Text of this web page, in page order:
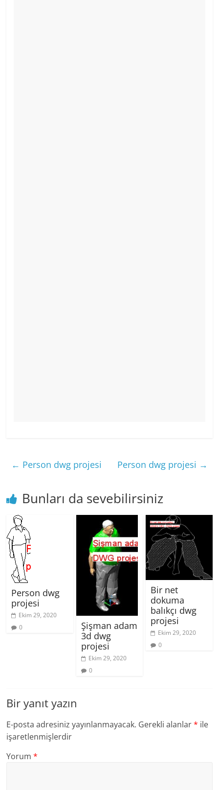
← Person dwg projesi Person dwg projesi →
Bunları da sevebilirsiniz
Person dwg
projesi
Ekim 29, 2020
0
Şişman adam
3d dwg
projesi
Ekim 29, 2020
0
Bir net
dokuma
balıkçı dwg
projesi
Ekim 29, 2020
0
Bir yanıt yazın
E-posta adresiniz yayınlanmayacak. Gerekli alanlar* ile
işaretlenmişlerdir
Yorum*